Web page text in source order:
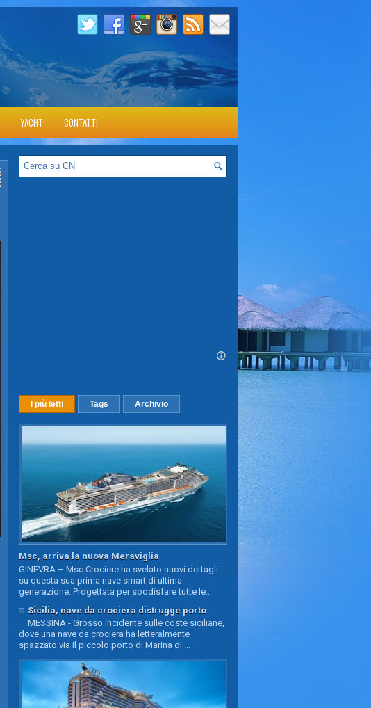
YACHT CONTATTI
I più letti Tags Archivio
Msc, arriva la nuova Meraviglia
GINEVRA – Msc Crociere ha svelato nuovi dettagli
su questa sua prima nave smart di ultima
generazione. Progettata per soddisfare tutte le...
Sicilia, nave da crociera distrugge porto
MESSINA - Grosso incidente sulle coste siciliane,
dove una nave da crociera ha letteralmente
spazzato via il piccolo porto di Marina di ...